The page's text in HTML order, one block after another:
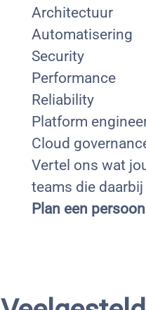
Architectuur
Automatisering
Security
Performance
Reliability
Platform
Cloud
Vertel ons wat
teams die
Plan een